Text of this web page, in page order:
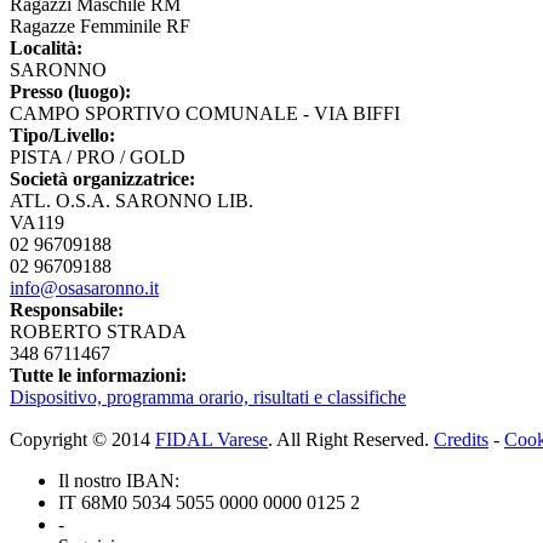
Ragazze Femminile RF
Località:
SARONNO
Presso (luogo):
CAMPO SPORTIVO COMUNALE - VIA BIFFI
Tipo/Livello:
PISTA / PRO / GOLD
Società organizzatrice:
ATL. O.S.A. SARONNO LIB.
VA119
02 96709188
02 96709188
info@osasaronno.it
Responsabile:
ROBERTO STRADA
348 6711467
Tutte le informazioni:
Dispositivo, programma orario, risultati e classifiche
Copyright © 2014 FIDAL Varese. All Right Reserved. Credits -
Il nostro IBAN:
IT 68M0 5034 5055 0000 0000 0125 2
-